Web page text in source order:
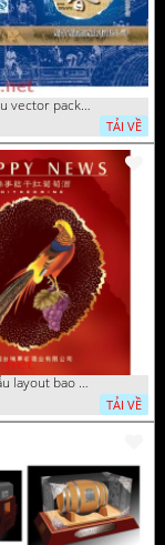
thanh
vector package ông già
TẢI VỀ
layout bao bì két và trái
TẢI VỀ